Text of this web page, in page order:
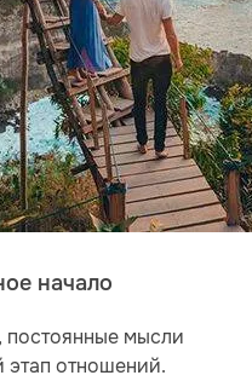
начало
мысли
этап отношений.